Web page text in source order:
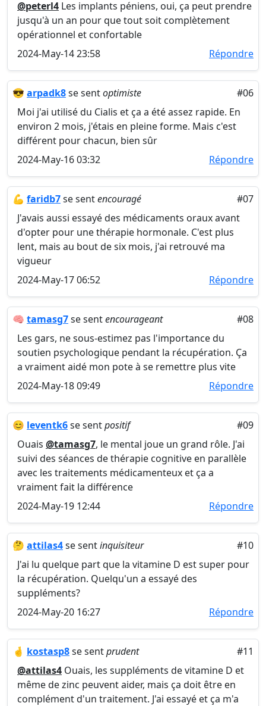
@peterl4 Les implants péniens, oui, ça peut prendre
jusqu'à un an pour que tout soit complètement
opérationnel et confortable
2024-May-14 23:58
Répondre
😎 arpadk8se sentoptimiste
#06
Moi j'ai utilisé du Cialis et ça a été assez rapide. En
environ 2 mois, j'étais en pleine forme. Mais c'est
différent pour chacun, bien sûr
2024-May-16 03:32
Répondre
💪 faridb7se sentencouragé
#07
J'avais aussi essayé des médicaments oraux avant
d'opter pour une thérapie hormonale. C'est plus
lent, mais au bout de six mois, j'ai retrouvé ma
vigueur
2024-May-17 06:52
Répondre
🧠 tamasg7se sentencourageant
#08
Les gars, ne sous-estimez pas l'importance du
soutien psychologique pendant la récupération. Ça
a vraiment aidé mon pote à se remettre plus vite
2024-May-18 09:49
Répondre
😊 leventk6se sentpositif
#09
Ouais @tamasg7, le mental joue un grand rôle. J'ai
suivi des séances de thérapie cognitive en parallèle
avec les traitements médicamenteux et ça a
vraiment fait la différence
2024-May-19 12:44
Répondre
🤔 attilas4se sentinquisiteur
#10
J'ai lu quelque part que la vitamine D est super pour
la récupération. Quelqu'un a essayé des
suppléments?
2024-May-20 16:27
Répondre
🤞 kostasp8se sentprudent
#11
@attilas4 Ouais, les suppléments de vitamine D et
même de zinc peuvent aider, mais ça doit être en
complément d'un traitement. J'ai essayé et ça m'a